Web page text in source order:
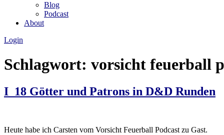
Blog
Podcast
About
Login
Schlagwort: vorsicht feuerball
I_18 Götter und Patrons in D&D Runden
Heute habe ich Carsten vom Vorsicht Feuerball Podcast zu Gast.